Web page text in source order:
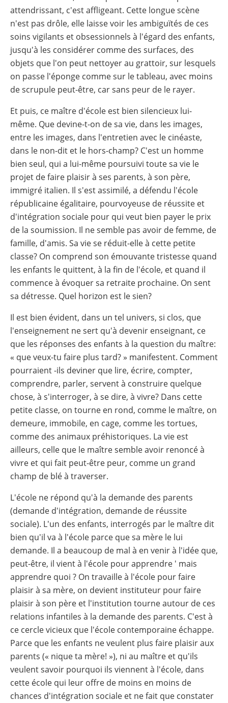
attendrissant, c'est affligeant. Cette longue scène
n'est pas drôle, elle laisse voir les ambiguïtés de ces
soins vigilants et obsessionnels à l'égard des enfants,
jusqu'à les considérer comme des surfaces, des
objets que l'on peut nettoyer au grattoir, sur lesquels
on passe l'éponge comme sur le tableau, avec moins
de scrupule peut-être, car sans peur de le rayer.
Et puis, ce maître d'école est bien silencieux lui-
même. Que devine-t-on de sa vie, dans les images,
entre les images, dans l'entretien avec le cinéaste,
dans le non-dit et le hors-champ? C'est un homme
bien seul, qui a lui-même poursuivi toute sa vie le
projet de faire plaisir à ses parents, à son père,
immigré italien. Il s'est assimilé, a défendu l'école
républicaine égalitaire, pourvoyeuse de réussite et
d'intégration sociale pour qui veut bien payer le prix
de la soumission. Il ne semble pas avoir de femme, de
famille, d'amis. Sa vie se réduit-elle à cette petite
classe? On comprend son émouvante tristesse quand
les enfants le quittent, à la fin de l'école, et quand il
commence à évoquer sa retraite prochaine. On sent
sa détresse. Quel horizon est le sien?
Il est bien évident, dans un tel univers, si clos, que
l'enseignement ne sert qu'à devenir enseignant, ce
que les réponses des enfants à la question du maître:
« que veux-tu faire plus tard? » manifestent. Comment
pourraient -ils deviner que lire, écrire, compter,
comprendre, parler, servent à construire quelque
chose, à s'interroger, à se dire, à vivre? Dans cette
petite classe, on tourne en rond, comme le maître, on
demeure, immobile, en cage, comme les tortues,
comme des animaux préhistoriques. La vie est
ailleurs, celle que le maître semble avoir renoncé à
vivre et qui fait peut-être peur, comme un grand
champ de blé à traverser.
L'école ne répond qu'à la demande des parents
(demande d'intégration, demande de réussite
sociale). L'un des enfants, interrogés par le maître dit
bien qu'il va à l'école parce que sa mère le lui
demande. Il a beaucoup de mal à en venir à l'idée que,
peut-être, il vient à l'école pour apprendre ' mais
apprendre quoi ? On travaille à l'école pour faire
plaisir à sa mère, on devient instituteur pour faire
plaisir à son père et l'institution tourne autour de ces
relations infantiles à la demande des parents. C'est à
ce cercle vicieux que l'école contemporaine échappe.
Parce que les enfants ne veulent plus faire plaisir aux
parents (« nique ta mère! »), ni au maître et qu'ils
veulent savoir pourquoi ils viennent à l'école, dans
cette école qui leur offre de moins en moins de
chances d'intégration sociale et ne fait que constater